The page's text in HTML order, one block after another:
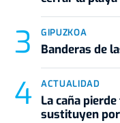
GIPUZKOA
Banderas de
ACTUALIDAD
La caña
sustituyen